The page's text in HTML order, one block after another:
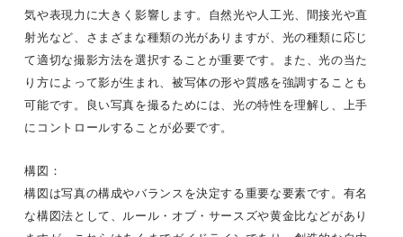
気や表現力に大きく影響します。自然光や人工光、間接光や直
射光など、さまざまな種類の光がありますが、光の種類に応じ
て適切な撮影方法を選択することが重要です。また、光の当た
り方によって影が生まれ、被写体の形や質感を強調することも
可能です。良い写真を撮るためには、光の特性を理解し、上手
にコントロールすることが必要です。
構図：
構図は写真の構成やバランスを決定する重要な要素です。有名
な構図法として、ルール・オブ・サースズや黄金比などがあり